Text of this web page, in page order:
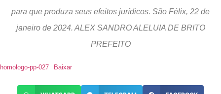
para que produza seus efeitos jurídicos. São Félix, 22 de
janeiro de 2024. ALEX SANDRO ALELUIA DE BRITO
PREFEITO
homologo-pp-027 Baixar